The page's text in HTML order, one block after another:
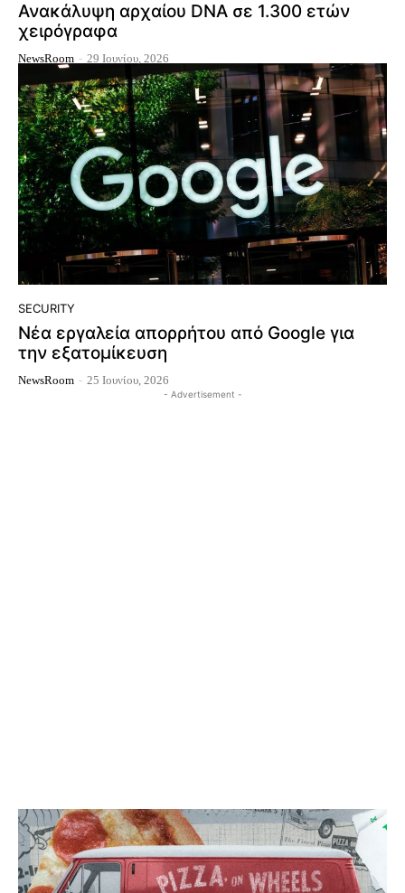
Ανακάλυψη αρχαίου DNA σε 1.300 ετών
χειρόγραφα
NewsRoom - 29 Ιουνίου, 2026
SECURITY
Νέα εργαλεία απορρήτου από Google για
την εξατομίκευση
NewsRoom - 25 Ιουνίου, 2026
- Advertisement -